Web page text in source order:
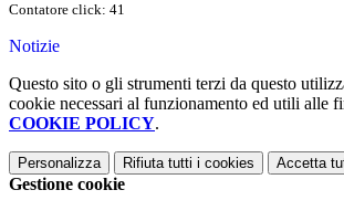
Contatore click: 41
Notizie
Questo sito o gli strumenti terzi da questo
cookie necessari al funzionamento ed utili alle
COOKIE POLICY.
Personalizza Rifiuta tutti i cookies Accetta
Gestione cookie